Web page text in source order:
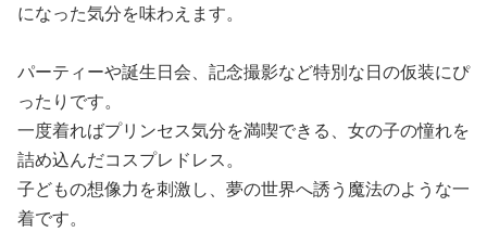
になった気分を味わえます。
パーティーや誕生日会、記念撮影など特別な日の仮装にぴ
ったりです。
一度着ればプリンセス気分を満喫できる、女の子の憧れを
詰め込んだコスプレドレス。
子どもの想像力を刺激し、夢の世界へ誘う魔法のような一
着です。